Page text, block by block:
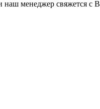
менеджер свяжется с